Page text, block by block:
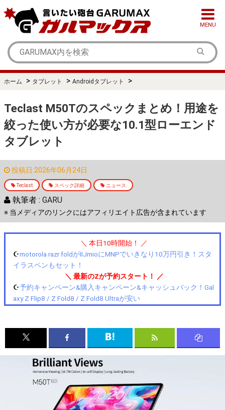
MENU
ホーム > タブレット > Androidタブレット >
Teclast M50Tのスペックまとめ！用途を
絞った使い方が必要な10.1型ローエンド
タブレット
投稿日:2026年06月24日
Teclast スペック詳細 ニュース
執筆者 : GARU
※ 当メディアのリンクにはアフィリエイト広告が含まれています
＼ 本日10時開始！ ／
☪️motorola razr foldがIIJmioにMNPでいきなり10万円引き！スタ
イラスペンもセット！
＼ 最新のZが予約スタート！ ／
☪️予約キャンペーン&購入キャンペーン&キャッシュバック！Gal
axy Z Flip8 / Z Fold8 / Z Fold8 Ultraが安い